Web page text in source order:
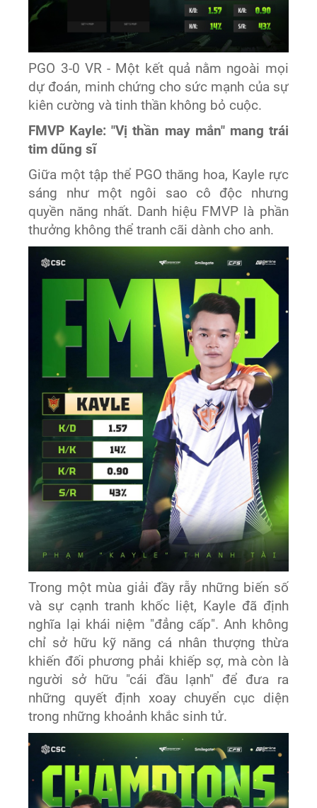
PGO 3-0 VR - Một kết quả nằm ngoài mọi
dự đoán, minh chứng cho sức mạnh của sự
kiên cường và tinh thần không bỏ cuộc.
FMVP Kayle: "Vị thần may mắn" mang trái
tim dũng sĩ
Giữa một tập thể PGO thăng hoa, Kayle rực
sáng như một ngôi sao cô độc nhưng
quyền năng nhất. Danh hiệu FMVP là phần
thưởng không thể tranh cãi dành cho anh.
Trong một mùa giải đầy rẫy những biến số
và sự cạnh tranh khốc liệt, Kayle đã định
nghĩa lại khái niệm "đẳng cấp". Anh không
chỉ sở hữu kỹ năng cá nhân thượng thừa
khiến đối phương phải khiếp sợ, mà còn là
người sở hữu "cái đầu lạnh" để đưa ra
những quyết định xoay chuyển cục diện
trong những khoảnh khắc sinh tử.